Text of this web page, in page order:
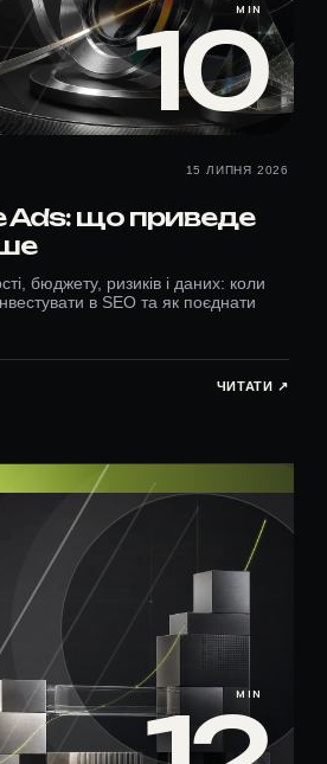
10
MIN
15 ЛИПНЯ 2026
Ads: що приведе
бюджету, ризиків і даних: коли
в SEO та як поєднати
ЧИТАТИ ↗︎
MIN